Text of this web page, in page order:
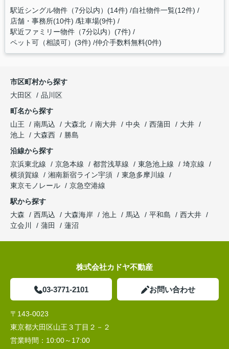
駅近シングル物件（7分以内）(14件) 自社物件一覧(12件)
店舗・事務所(10件) 駐車場(9件)
駅近ファミリー物件（7分以内）(7件)
ペット可（相談可）(3件) 仲介手数料無料(0件)
市区町村から探す
大田区
品川区
町名から探す
山王
南馬込 大森北 南大井 中央 西蒲田
大井
池上
大森西
勝島
沿線から探す
京浜東北線
京急本線 都営浅草線 東急池上線
埼京線
横須賀線
湘南新宿ライン宇須
東急多摩川線
東京モノレール
京急空港線
駅から探す
大森
西馬込 大森海岸 池上 馬込 平和島
西大井
立会川
蒲田 蓮沼
株式会社カドヤ不動産
03-3771-2101 お問い合わせ
〒143-0023
東京都大田区山王３丁目２－２
営業時間： 10:00～17:00